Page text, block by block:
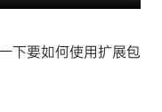
下要如何使用扩展包